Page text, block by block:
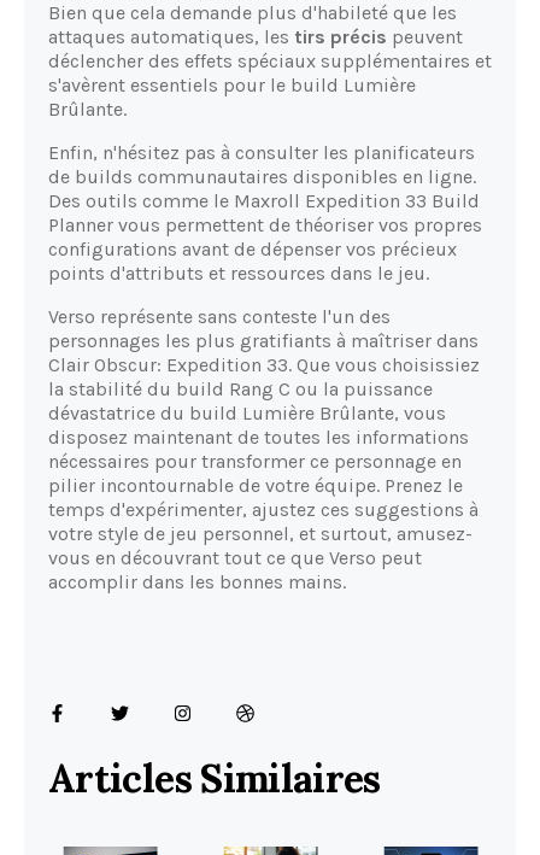
Bien que cela demande plus d'habileté que les
attaques automatiques, les tirs précis peuvent
déclencher des effets spéciaux supplémentaires et
s'avèrent essentiels pour le build Lumière
Brûlante.
Enfin, n'hésitez pas à consulter les planificateurs
de builds communautaires disponibles en ligne.
Des outils comme le Maxroll Expedition 33 Build
Planner vous permettent de théoriser vos propres
configurations avant de dépenser vos précieux
points d'attributs et ressources dans le jeu.
Verso représente sans conteste l'un des
personnages les plus gratifiants à maîtriser dans
Clair Obscur: Expedition 33. Que vous choisissiez
la stabilité du build Rang C ou la puissance
dévastatrice du build Lumière Brûlante, vous
disposez maintenant de toutes les informations
nécessaires pour transformer ce personnage en
pilier incontournable de votre équipe. Prenez le
temps d'expérimenter, ajustez ces suggestions à
votre style de jeu personnel, et surtout, amusez-
vous en découvrant tout ce que Verso peut
accomplir dans les bonnes mains.
Articles Similaires